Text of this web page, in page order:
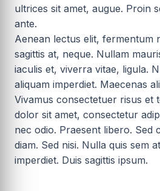
ultrices sit amet, augue. Proin
ante.
Aenean lectus elit, fermentum
sagittis at, neque. Nullam
iaculis et, viverra vitae, ligula.
aliquam imperdiet. Maecenas
Vivamus consectetuer risus et
dolor sit amet, consectetur
nec odio. Praesent libero. Sed
diam. Sed nisi. Nulla quis sem
imperdiet. Duis sagittis ipsum.